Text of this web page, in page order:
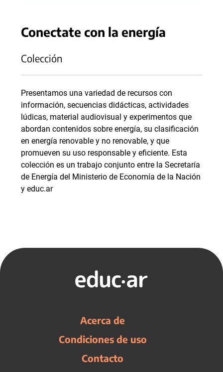
Conectate con la energía
Colección
Presentamos una variedad de recursos con
información, secuencias didácticas, actividades
lúdicas, material audiovisual y experimentos que
abordan contenidos sobre energía, su clasificación
en energía renovable y no renovable, y que
promueven su uso responsable y eficiente. Esta
colección es un trabajo conjunto entre la Secretaría
de Energía del Ministerio de Economía de la Nación
y educ.ar
Acerca de
Condiciones de uso
Contacto